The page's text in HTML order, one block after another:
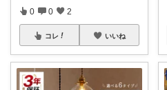
0 0 2
コレ いいね